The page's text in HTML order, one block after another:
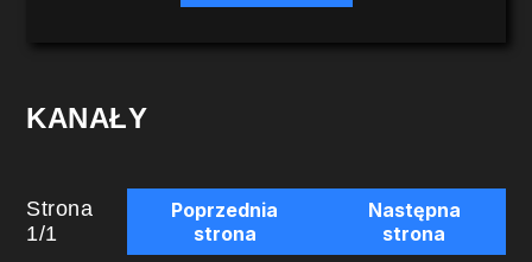
KANAŁY
Strona
1/1
Poprzednia
strona
Następna
strona